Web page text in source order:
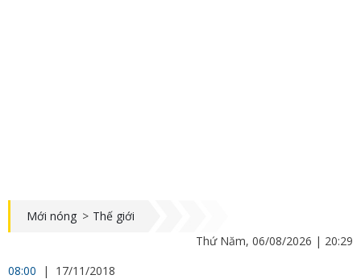
Mới nóng > Thế giới
Thứ Năm, 06/08/2026 | 20:29
08:00
| 17/11/2018